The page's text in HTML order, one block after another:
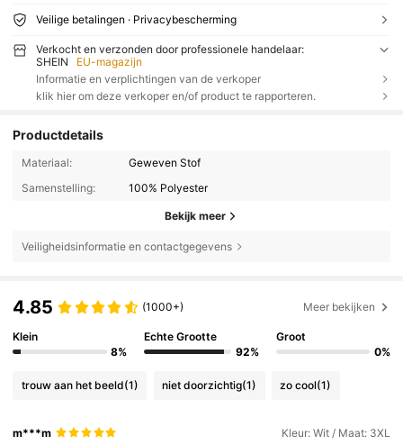
Veilige betalingen · Privacybescherming
Verkocht en verzonden door professionele handelaar:
SHEIN
EU-magazijn
Informatie en verplichtingen van de verkoper
klik hier om deze verkoper en/of product te rapporteren.
Productdetails
Materiaal:
Geweven Stof
Samenstelling:
100% Polyester
Bekijk meer
Veiligheidsinformatie en contactgegevens
4.85 (1000+) Meer bekijken
Klein
8%
Echte Grootte
92%
Groot
0%
trouw aan het beeld(1) niet doorzichtig(1) zo cool(1)
m***m Kleur: Wit / Maat: 3XL